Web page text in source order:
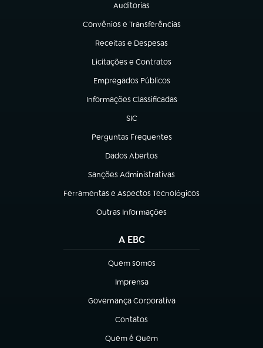
Auditorias
(abre em nova aba)
Convênios e Transferências
(abre em nova aba)
Receitas e Despesas
(abre em nova aba)
Licitações e Contratos
(abre em nova aba)
Empregados Públicos
(abre em nova aba)
Informações Classificadas
(abre em nova aba)
SIC
(abre em nova aba)
Perguntas Frequentes
(abre em nova aba)
Dados Abertos
(abre em nova aba)
Sanções Administrativas
(abre em nova aba)
Ferramentas e Aspectos Tecnológicos
(abre em nova aba)
Outras Informações
(abre em nova aba)
A EBC
Quem somos
(abre em nova aba)
Imprensa
(abre em nova aba)
Governança Corporativa
(abre em nova aba)
Contatos
(abre em nova aba)
Quem é Quem
(abre em nova aba)